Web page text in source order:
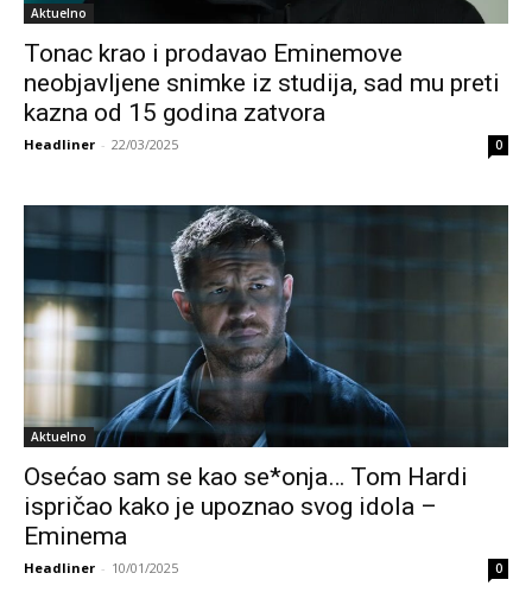
Aktuelno
Tonac krao i prodavao Eminemove
neobjavljene snimke iz studija, sad mu preti
kazna od 15 godina zatvora
Headliner - 22/03/2025 0
Aktuelno
Osećao sam se kao se*onja… Tom Hardi
ispričao kako je upoznao svog idola –
Eminema
Headliner - 10/01/2025 0